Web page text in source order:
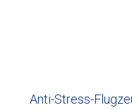
Anti-Stress-